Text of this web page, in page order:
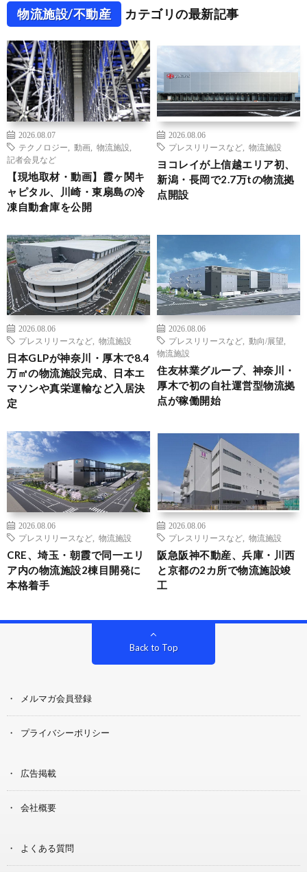
物流施設/不動産 カテゴリの最新記事
2026.08.07
テクノロジー
動画 物流施設
記者会見など
【現地取材・動画】霞ヶ関キ
ャピタル、川崎・東扇島の冷
凍自動倉庫を公開
2026.08.06
プレスリリースなど
物流施設
ヨコレイが上信越エリア初、
新潟・長岡で2.7万tの物流拠
点開設
2026.08.06
プレスリリースなど
物流施設
日本GLPが神奈川・厚木で8.4
万㎡の物流施設完成、日本エ
マソンや真栄運輸など入居決
定
2026.08.06
プレスリリースなど
動向/展望
物流施設
住友林業グループ、神奈川・
厚木で初の自社運営型物流拠
点が稼働開始
2026.08.06
プレスリリースなど
物流施設
CRE、埼玉・朝霞で同一エリ
ア内の物流施設2棟目開発に
本格着手
2026.08.06
プレスリリースなど
物流施設
阪急阪神不動産、兵庫・川西
と京都の2カ所で物流施設竣
工
Back to Top
メルマガ会員登録
プライバシーポリシー
広告掲載
会社概要
よくある質問